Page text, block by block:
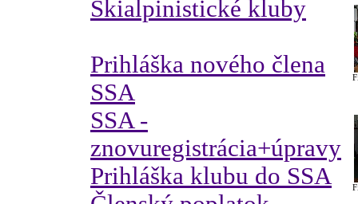
Skialpinistické kluby
Prihláška nového člena
SSA
SSA -
znovuregistrácia+úpravy
Prihláška klubu do SSA